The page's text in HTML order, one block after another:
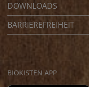
DOWNLOADS
BARRIEREFREIHEIT
BIOKISTEN APP